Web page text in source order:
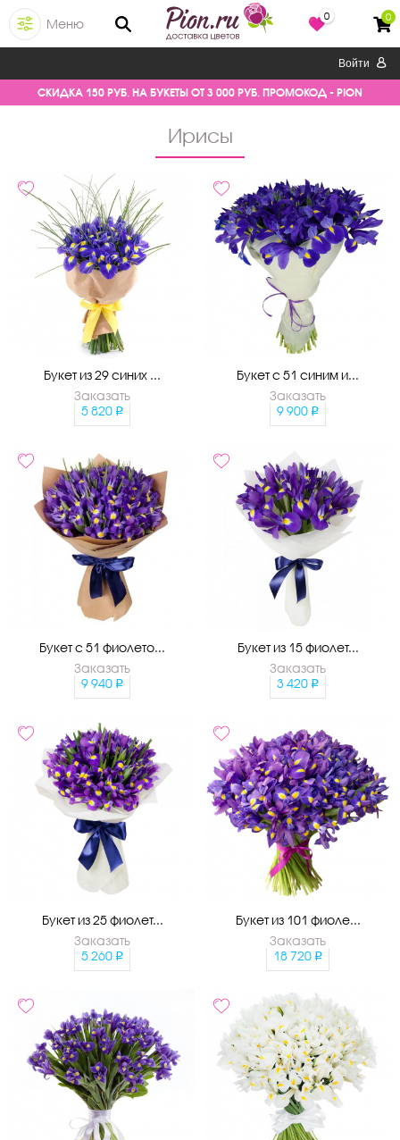
Меню
0 0
Войти
СКИДКА 150 РУБ. НА БУКЕТЫ ОТ 3 000 РУБ. ПРОМОКОД - PION
Ирисы
Букет из 29 синих ...
Заказать
5 820
Букет с 51 синим и...
Заказать
9 900
Букет с 51 фиолето...
Заказать
9 940
Букет из 15 фиолет...
Заказать
3 420
Букет из 25 фиолет...
Заказать
5 260
Букет из 101 фиоле...
Заказать
18 720